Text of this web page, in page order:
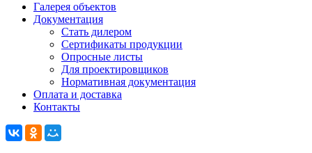
Галерея объектов
Документация
Стать дилером
Сертификаты продукции
Опросные листы
Для проектировщиков
Нормативная документация
Оплата и доставка
Контакты